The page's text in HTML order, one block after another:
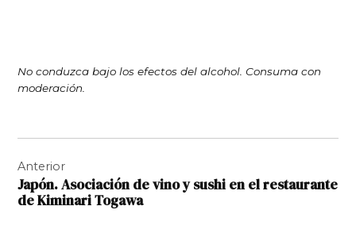
No conduzca bajo los efectos del alcohol. Consuma con
moderación.
de
entradas
Anterior
Japón. Asociación de vino y sushi en el restaurante
de Kiminari Togawa